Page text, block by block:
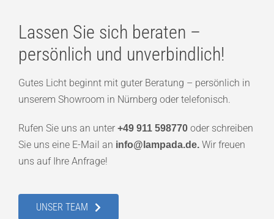
Lassen Sie sich beraten –
persönlich und unverbindlich!
Gutes Licht beginnt mit guter Beratung – persönlich in
unserem Showroom in Nürnberg oder telefonisch.
Rufen Sie uns an unter +49 911 598770 oder schreiben
Sie uns eine E-Mail an info@lampada.de. Wir freuen
uns auf Ihre Anfrage!
UNSER TEAM